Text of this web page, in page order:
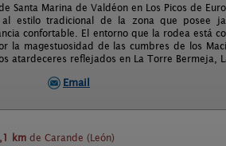
Santa Marina de Valdéon en Los Picos de
al estilo tradicional de la zona que posee
confortable. El entorno que la rodea está
la magestuosidad de las cumbres de los
atardeceres reflejados en La Torre Bermeja,
Email
km de Carande (León)